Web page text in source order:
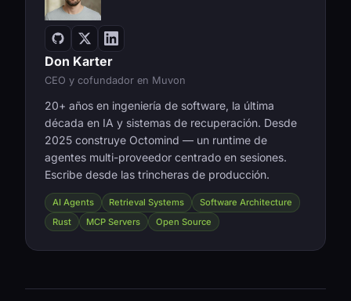
Don Karter
CEO y cofundador en Muvon
20+ años en ingeniería de software, la última
década en IA y sistemas de recuperación. Desde
2025 construye Octomind — un runtime de
agentes multi-proveedor centrado en sesiones.
Escribe desde las trincheras de producción.
AI Agents Retrieval Systems
Software Architecture
Rust
MCP Servers Open Source